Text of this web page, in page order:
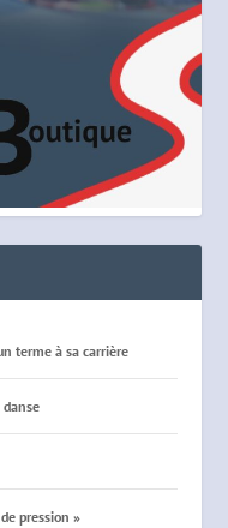
terme à sa carrière
danse
pression »